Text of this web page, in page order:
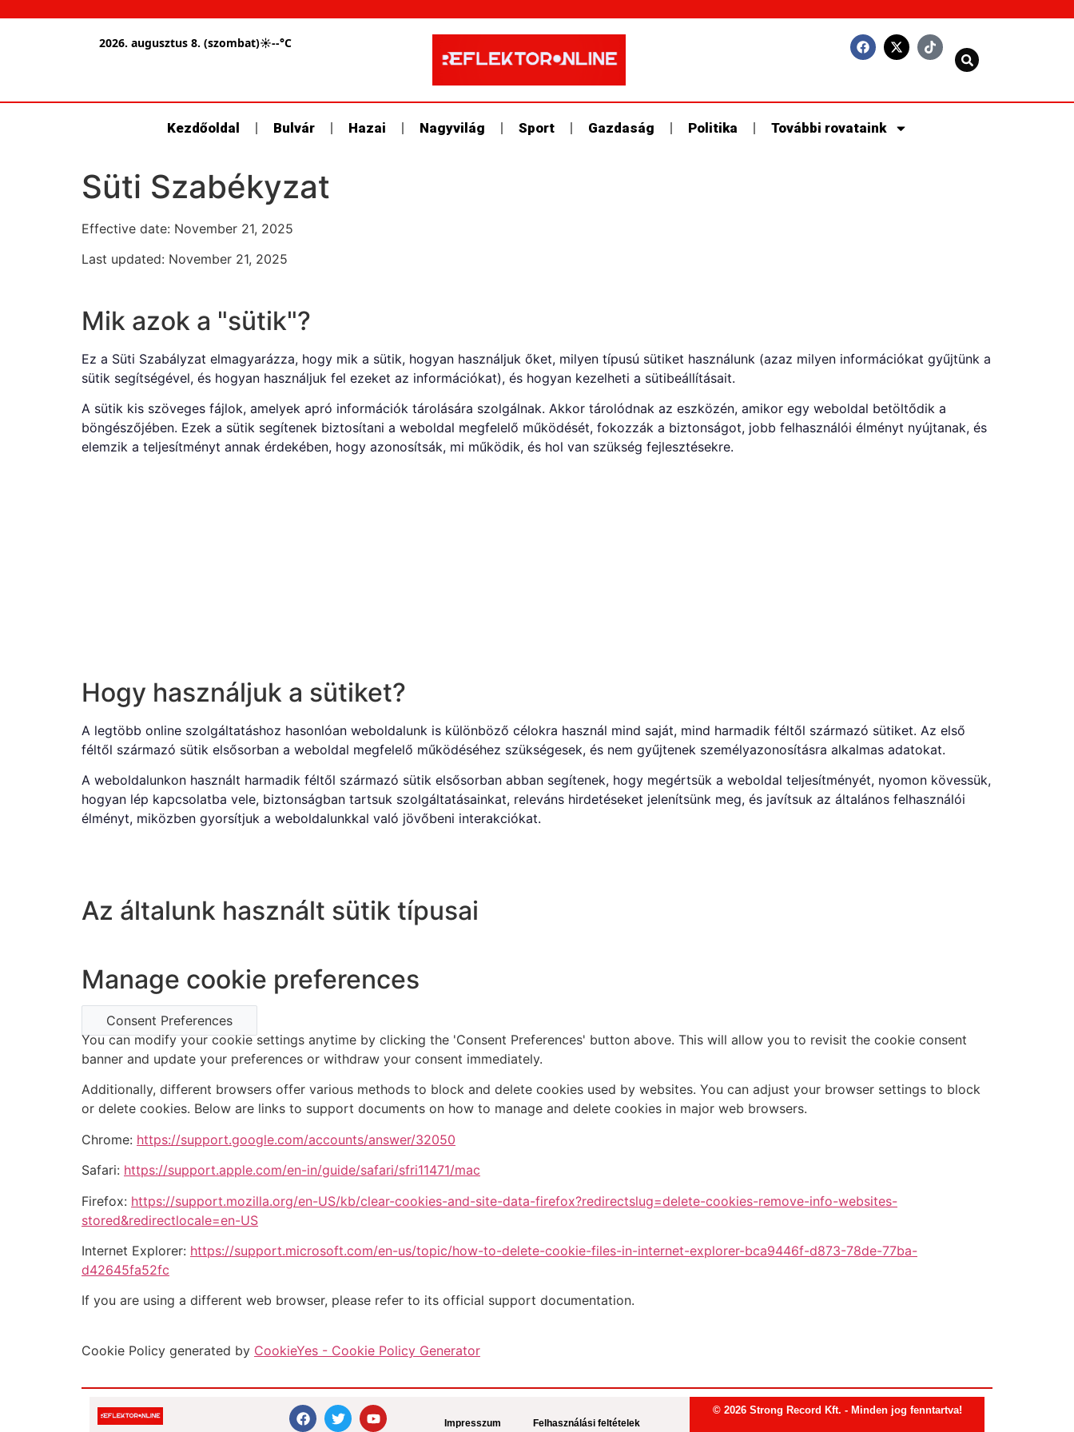
2026. augusztus 8. (szombat)☀--°C
Kezdőoldal Bulvár Hazai Nagyvilág Sport Gazdaság Politika További rovataink
Süti Szabékyzat
Effective date: November 21, 2025
Last updated: November 21, 2025
Mik azok a "sütik"?
Ez a Süti Szabályzat elmagyarázza, hogy mik a sütik, hogyan használjuk őket, milyen típusú sütiket használunk (azaz milyen információkat gyűjtünk a
sütik segítségével, és hogyan használjuk fel ezeket az információkat), és hogyan kezelheti a sütibeállításait.
A sütik kis szöveges fájlok, amelyek apró információk tárolására szolgálnak. Akkor tárolódnak az eszközén, amikor egy weboldal betöltődik a
böngészőjében. Ezek a sütik segítenek biztosítani a weboldal megfelelő működését, fokozzák a biztonságot, jobb felhasználói élményt nyújtanak, és
elemzik a teljesítményt annak érdekében, hogy azonosítsák, mi működik, és hol van szükség fejlesztésekre.
Hogy használjuk a sütiket?
A legtöbb online szolgáltatáshoz hasonlóan weboldalunk is különböző célokra használ mind saját, mind harmadik féltől származó sütiket. Az első
féltől származó sütik elsősorban a weboldal megfelelő működéséhez szükségesek, és nem gyűjtenek személyazonosításra alkalmas adatokat.
A weboldalunkon használt harmadik féltől származó sütik elsősorban abban segítenek, hogy megértsük a weboldal teljesítményét, nyomon kövessük,
hogyan lép kapcsolatba vele, biztonságban tartsuk szolgáltatásainkat, releváns hirdetéseket jelenítsünk meg, és javítsuk az általános felhasználói
élményt, miközben gyorsítjuk a weboldalunkkal való jövőbeni interakciókat.
Az általunk használt sütik típusai
Manage cookie preferences
Consent Preferences
You can modify your cookie settings anytime by clicking the 'Consent Preferences' button above. This will allow you to revisit the cookie consent
banner and update your preferences or withdraw your consent immediately.
Additionally, different browsers offer various methods to block and delete cookies used by websites. You can adjust your browser settings to block
or delete cookies. Below are links to support documents on how to manage and delete cookies in major web browsers.
Chrome: https://support.google.com/accounts/answer/32050
Safari: https://support.apple.com/en-in/guide/safari/sfri11471/mac
Firefox: https://support.mozilla.org/en-US/kb/clear-cookies-and-site-data-firefox?redirectslug=delete-cookies-remove-info-websites-
stored&redirectlocale=en-US
Internet Explorer: https://support.microsoft.com/en-us/topic/how-to-delete-cookie-files-in-internet-explorer-bca9446f-d873-78de-77ba-
d42645fa52fc
If you are using a different web browser, please refer to its official support documentation.
Cookie Policy generated by CookieYes - Cookie Policy Generator
Impresszum Felhasználási feltételek
© 2026 Strong Record Kft. - Minden jog fenntartva!